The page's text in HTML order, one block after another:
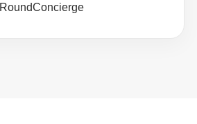
RoundConcierge